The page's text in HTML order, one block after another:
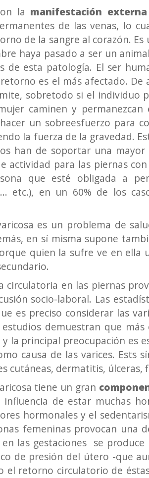
la manifestación externa
de las venas, lo
de la sangre al corazón.
haya pasado a ser un
de esta patología. El ser
es el más afectado.
sobretodo si el individuo
caminen y
un sobreesfuerzo para
la fuerza de la gravedad.
han de soportar una
actividad para las piernas
que esté obligada a
etc.), en un 60% de los
es un problema de
en sí misma supone
quien la sufre ve en ella
circulatoria en las piernas
socio-laboral. Las
es preciso considerar las
demuestran que
y la principal preocupación es
causa de las varices. Ests
cutáneas, dermatitis, úlceras,
tiene un gran
influencia de estar muchas
hormonales y el
femeninas provocan una
en las gestaciones se
de presión del útero -que
el retorno circulatorio de